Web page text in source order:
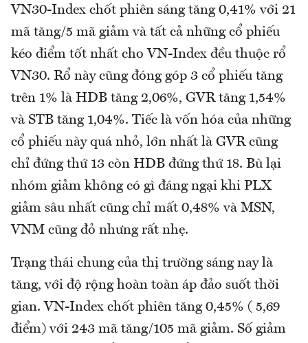
VN30-Index chốt phiên sáng tăng 0,41% với 21
mã tăng/5 mã giảm và tất cả những cổ phiếu
kéo điểm tốt nhất cho VN-Index đều thuộc rổ
VN30. Rổ này cũng đóng góp 3 cổ phiếu tăng
trên 1% là HDB tăng 2,06%, GVR tăng 1,54%
và STB tăng 1,04%. Tiếc là vốn hóa của những
cổ phiếu này quá nhỏ, lớn nhất là GVR cũng
chỉ đứng thứ 13 còn HDB đứng thứ 18. Bù lại
nhóm giảm không có gì đáng ngại khi PLX
giảm sâu nhất cũng chỉ mất 0,48% và MSN,
VNM cũng đỏ nhưng rất nhẹ.
Trạng thái chung của thị trường sáng nay là
tăng, với độ rộng hoàn toàn áp đảo suốt thời
gian. VN-Index chốt phiên tăng 0,45% ( 5,69
điểm) với 243 mã tăng/105 mã giảm. Số giảm